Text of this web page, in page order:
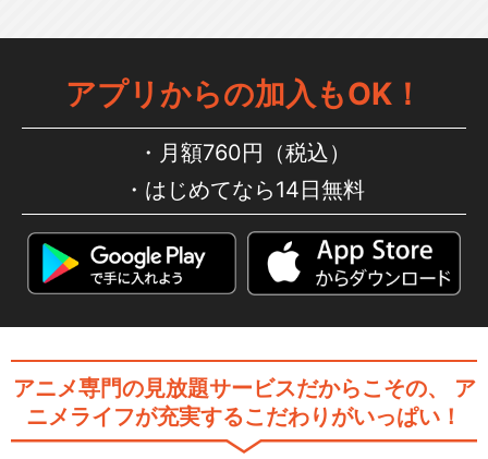
あたしンち(第235話～第260
話)
あたしンち(第287話～第312
話)
アプリからの加入もOK！
月額760円（税込）
はじめてなら14日無料
アニメ専門の見放題サービスだからこその、
ア
ニメライフが充実するこだわりがいっぱい！